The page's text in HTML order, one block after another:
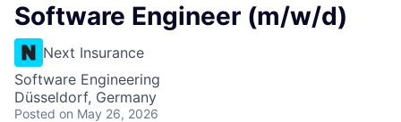
Software Engineer (m/w/d)
Next Insurance
Software Engineering
Düsseldorf, Germany
Posted on May 26, 2026